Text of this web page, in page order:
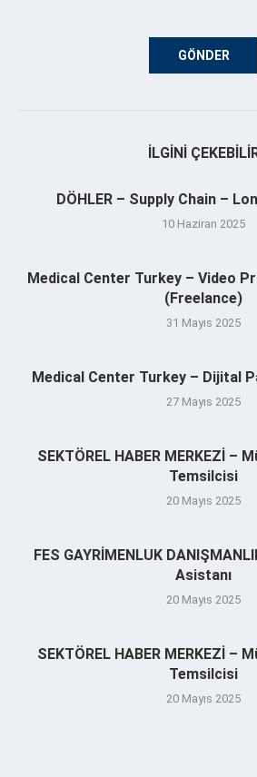
İLGINI
DÖHLER – Supply Chain –
10 Haziran 2025
Medical Center Turkey – Video
(Freelance)
31 Mayıs 2025
Medical Center Turkey – Dijital
27 Mayıs 2025
SEKTÖREL HABER MERKEZİ –
Temsilcisi
20 Mayıs 2025
FES GAYRİMENLUK
Asistanı
20 Mayıs 2025
SEKTÖREL HABER MERKEZİ –
Temsilcisi
20 Mayıs 2025